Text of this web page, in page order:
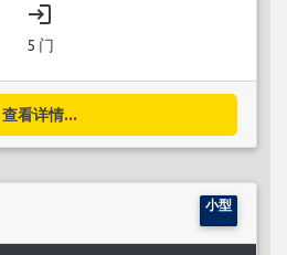
login
5 门
查看详情...
小型